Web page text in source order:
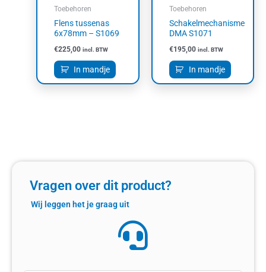
Toebehoren
Flens tussenas
6x78mm – S1069
€225,00 incl. BTW
In mandje
Toebehoren
Schakelmechanisme
DMA S1071
€195,00 incl. BTW
In mandje
Vragen over dit product?
Wij leggen het je graag uit